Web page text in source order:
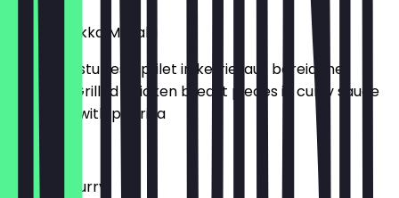
Chicken Tikka Masala
-Gegrilde stukjes kipfilet in kerriesaus bereid met
paprika -Grilled chicken breast pieces in curry sauce
prepared with paprika
€ 19,50
Chicken Curry